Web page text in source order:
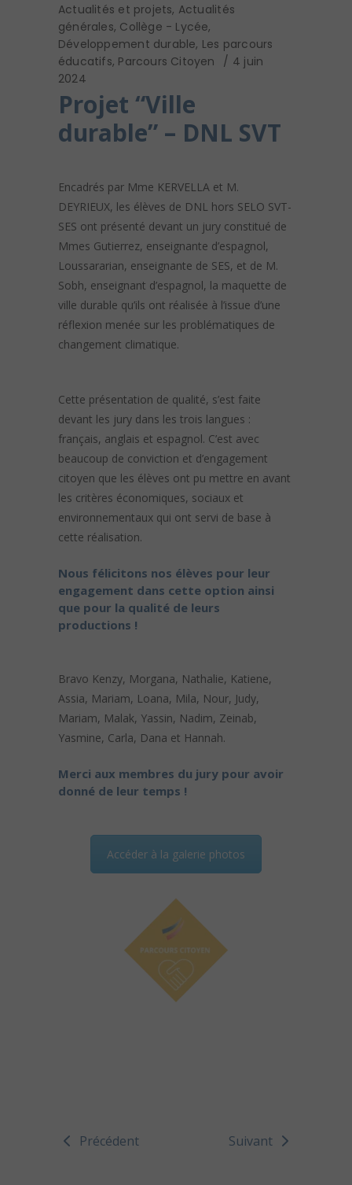
Actualités et projets, Actualités
générales, Collège - Lycée,
Développement durable, Les parcours
éducatifs, Parcours Citoyen
4 juin
2024
Projet “Ville
durable” – DNL SVT
Encadrés par Mme KERVELLA et M.
DEYRIEUX, les élèves de DNL hors SELO SVT-
SES ont présenté devant un jury constitué de
Mmes Gutierrez, enseignante d’espagnol,
Loussararian, enseignante de SES, et de M.
Sobh, enseignant d’espagnol, la maquette de
ville durable qu’ils ont réalisée à l’issue d’une
réflexion menée sur les problématiques de
changement climatique.
Cette présentation de qualité, s’est faite
devant les jury dans les trois langues :
français, anglais et espagnol. C’est avec
beaucoup de conviction et d’engagement
citoyen que les élèves ont pu mettre en avant
les critères économiques, sociaux et
environnementaux qui ont servi de base à
cette réalisation.
Nous félicitons nos élèves pour leur
engagement dans cette option ainsi
que pour la qualité de leurs
productions !
Bravo Kenzy, Morgana, Nathalie, Katiene,
Assia, Mariam, Loana, Mila, Nour, Judy,
Mariam, Malak, Yassin, Nadim, Zeinab,
Yasmine, Carla, Dana et Hannah.
Merci aux membres du jury pour avoir
donné de leur temps !
Accéder à la galerie photos
Précédent Suivant